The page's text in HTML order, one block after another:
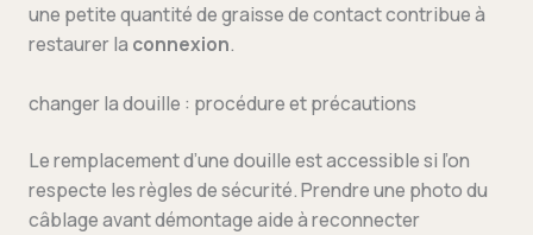
une petite quantité de graisse de contact contribue à
restaurer la connexion.
changer la douille : procédure et précautions
Le remplacement d’une douille est accessible si l’on
respecte les règles de sécurité. Prendre une photo du
câblage avant démontage aide à reconnecter